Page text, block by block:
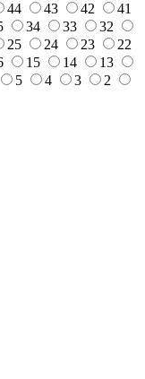
44 43 42
41
34 33
32
25 24 23
22
15 14
13
5 4 3
2